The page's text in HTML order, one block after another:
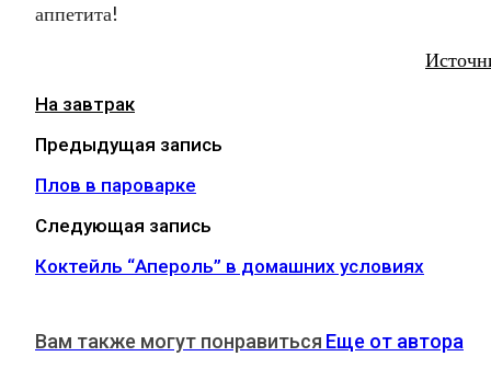
аппетита!
На завтрак
Предыдущая запись
Плов в пароварке
Следующая запись
Коктейль “Апероль” в домашних условиях
Вам также могут понравиться Еще от автора